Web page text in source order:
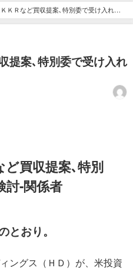
ＫＲなど買収提案､特別委で受け入れ可
提案､特別委で受け入れ
買収提案､特別
討-関係者
とおり。
ングス（ＨＤ）が、米投資